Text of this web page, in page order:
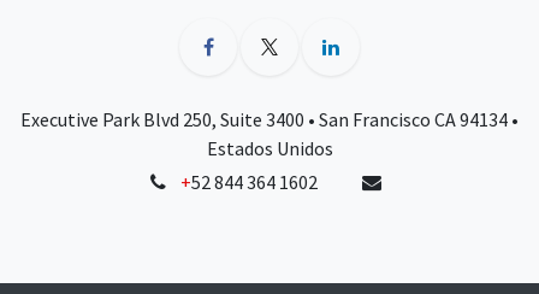
Executive Park Blvd 250, Suite 3400 • San Francisco CA 94134 •
Estados Unidos
+52 844 364 1602